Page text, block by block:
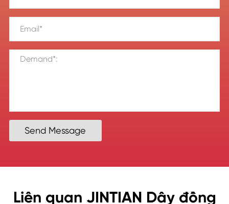
Send Message
Liên quan JINTIAN Dây đồng